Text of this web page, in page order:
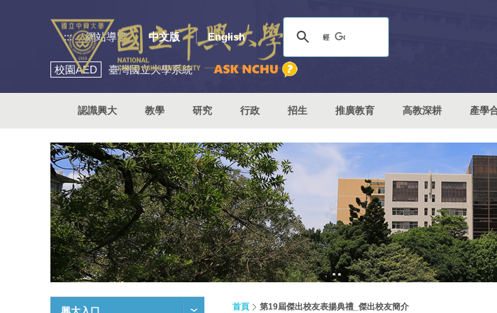
::: 網站導覽 中文版 English
校園AED 臺灣國立大學系統
認識興大 教學 研究 行政 招生 推廣教育 高教深耕 產學
首頁 第19屆傑出校友表揚典禮_傑出校友簡介